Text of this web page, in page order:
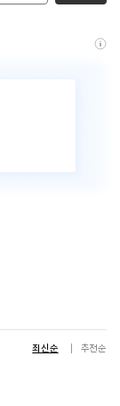
최신순 추천순